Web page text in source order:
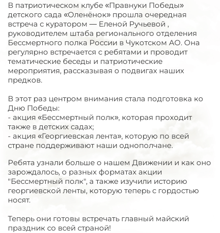
В патриотическом клубе «Правнуки Победы»
детского сада «Оленёнок» прошла очередная
встреча с куратором — Еленой Ручьевой ,
руководителем штаба регионального отделения
Бессмертного полка России в Чукотском АО. Она
регулярно встречается с ребятами и проводит
тематические беседы и патриотические
мероприятия, рассказывая о подвигах наших
предков.
В этот раз центром внимания стала подготовка ко
Дню Победы:
- акция «Бессмертный полк», которая проходит
также в детских садах;
- акция «Георгиевская лента», которую по всей
стране поддерживают наши однополчане.
Ребята узнали больше о нашем Движении и как оно
зарождалось, о разных форматах акции
"Бессмертный полк", а также изучили историю
георгиевской ленты, которую теперь с гордостью
носят.
Теперь они готовы встречать главный майский
праздник со всей страной!